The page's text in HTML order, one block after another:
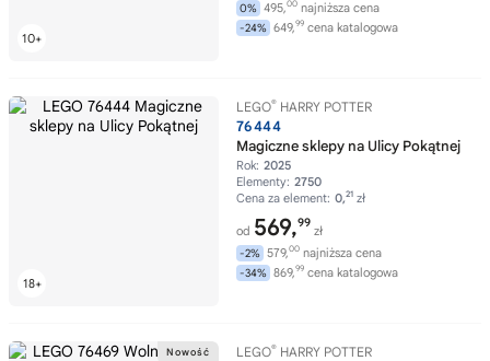
0% 495,00 najniższa cena
-24% 649,99 cena katalogowa
LEGO® HARRY POTTER
76444
Magiczne sklepy na Ulicy Pokątnej
Rok: 2025
Elementy: 2750
Cena za element: 0,21 zł
od 569,99
zł
-2% 579,00 najniższa cena
-34% 869,99 cena katalogowa
LEGO® HARRY POTTER